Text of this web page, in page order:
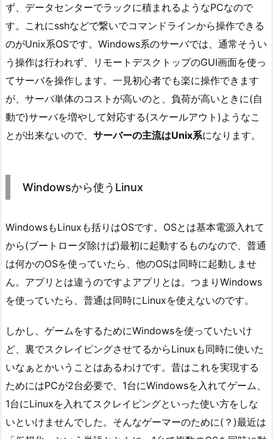
ず、データセンターでラックに積まれるようなPCなので
す。これにsshなどで繋いでコマンドラインから操作できる
のがUnix系OSです。Windows系のサーバでは、通常そうい
う操作は行われず、リモートデスクトップのGUI画面を使っ
てサーバを操作します。一見初心者でも楽に操作できます
が、サーバ単体のコストが高いのと、負荷が高いときに(自
動で)サーバを増やして対応する(スケールアウト)ようなこ
とが出来ないので、 サーバーの主流はUnix系になります。
Windowsから使うLinux
WindowsもLinuxも括りはOSです。OSとは基本電源入れて
から(ブートローダ除けば)最初に起動するものなので、普通
は何かのOSを使っていたら、他のOSは同時に起動しませ
ん。アプリとは違うのですよアプリとは。つまりWindows
を使っていたら、普通は同時にLinuxを使えないのです。
しかし、ゲームをするためにWindowsを使っていたいけ
ど、裏でスクレイピングさせてるからLinuxも同時に使いた
いなぁとかいうことはあるわけです。昔はこれを実現する
ためにはPCが2台必要で、1台にWindowsを入れてゲーム、
1台にLinuxを入れてスクレイピングといった使い方をしな
いといけませんでした。そんなゲーマーのために(？)最近は